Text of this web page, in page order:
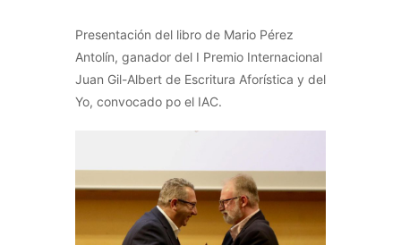
Presentación del libro de Mario Pérez
Antolín, ganador del I Premio Internacional
Juan Gil-Albert de Escritura Aforística y del
Yo, convocado po el IAC.